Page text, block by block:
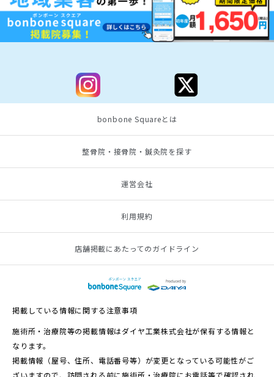
bonbone Squareとは
整骨院・接骨院・鍼灸院を探す
運営会社
利用規約
店舗掲載にあたってのガイドライン
掲載している情報に関する注意事項
施術所・治療院等の掲載情報はダイヤ工業株式会社が保有する情報と
なります。
掲載情報（屋号、住所、電話番号等）が変更となっている可能性がご
ざいますので、訪問される前に施術所・治療院にお電話等で確認され